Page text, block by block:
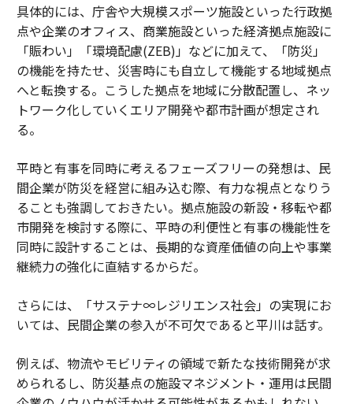
具体的には、庁舎や大規模スポーツ施設といった行政拠
点や企業のオフィス、商業施設といった経済拠点施設に
「賑わい」「環境配慮(ZEB)」などに加えて、「防災」
の機能を持たせ、災害時にも自立して機能する地域拠点
へと転換する。こうした拠点を地域に分散配置し、ネッ
トワーク化していくエリア開発や都市計画が想定され
る。
平時と有事を同時に考えるフェーズフリーの発想は、民
間企業が防災を経営に組み込む際、有力な視点となりう
ることも強調しておきたい。拠点施設の新設・移転や都
市開発を検討する際に、平時の利便性と有事の機能性を
同時に設計することは、長期的な資産価値の向上や事業
継続力の強化に直結するからだ。
さらには、「サステナ∞レジリエンス社会」の実現にお
いては、民間企業の参入が不可欠であると平川は話す。
例えば、物流やモビリティの領域で新たな技術開発が求
められるし、防災基点の施設マネジメント・運用は民間